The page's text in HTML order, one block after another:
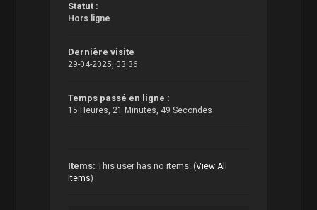
Statut :
Hors ligne
Dernière visite
29-04-2025, 03:36
Temps passé en ligne :
15 Heures, 21 Minutes, 49 Secondes
Items: This user has no items. (View All
Items)